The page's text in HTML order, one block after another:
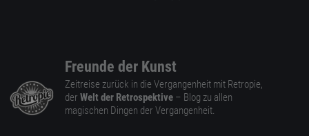
Freunde der Kunst
Zeitreise zurück in die Vergangenheit mit Retropie,
der Welt der Retrospektive – Blog zu allen
magischen Dingen der Vergangenheit.